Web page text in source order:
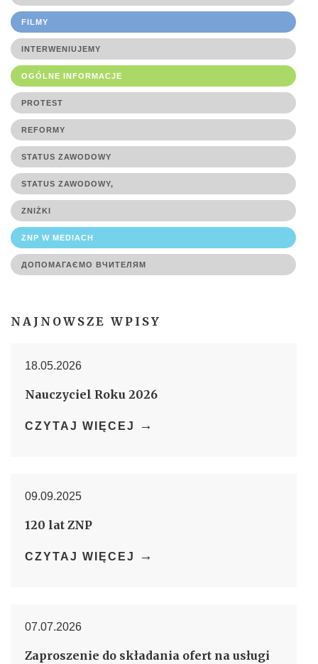
FILMY
INTERWENIUJEMY
OGÓLNE INFORMACJE
PROTEST
REFORMY
STATUS ZAWODOWY
STATUS ZAWODOWY,
ZNIŻKI
ZNP W MEDIACH
ДОПОМАГАЄМО ВЧИТЕЛЯМ
NAJNOWSZE WPISY
18.05.2026
Nauczyciel Roku 2026
CZYTAJ WIĘCEJ →
09.09.2025
120 lat ZNP
CZYTAJ WIĘCEJ →
07.07.2026
Zaproszenie do składania ofert na usługi